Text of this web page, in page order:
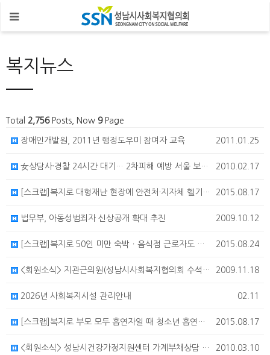
복지뉴스
Total 2,756Posts, Now 9Page
2011.01.25
장애인개발원, 2011년 행정도우미 참여자 교육
2010.02.17
女상담사·경찰 24시간 대기… 2차피해 예방 서울 보라매병원 ‘여성·학교폭력 피해자 원스톱 지원센터’ 가다
2015.08.17
[스크랩]복지로 대형재난 현장에 안전처·지자체 헬기 동시에 투입한다
2009.10.12
법무부, 아동성범죄자 신상공개 확대 추진
2015.08.24
[스크랩]복지로 50인 미만 숙박ㆍ음식점 근로자도 안전교육 받아야
2009.11.18
<회원소식> 지관근의원(성남시사회복지협의회 수석부회장)의정활동 우수사례 보고
02.11
2026년 사회복지시설 관리안내
2015.08.17
[스크랩]복지로 부모 모두 흡연자일 때 청소년 흡연율 4배 이상 높다
2010.03.10
<회원소식> 성남시건강가정지원센터 가계부채상담 운영 안내